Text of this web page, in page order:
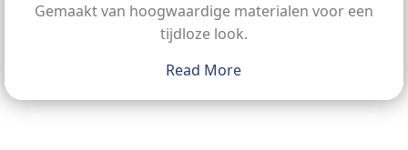
Gemaakt van hoogwaardige materialen voor een
tijdloze look.
Read More